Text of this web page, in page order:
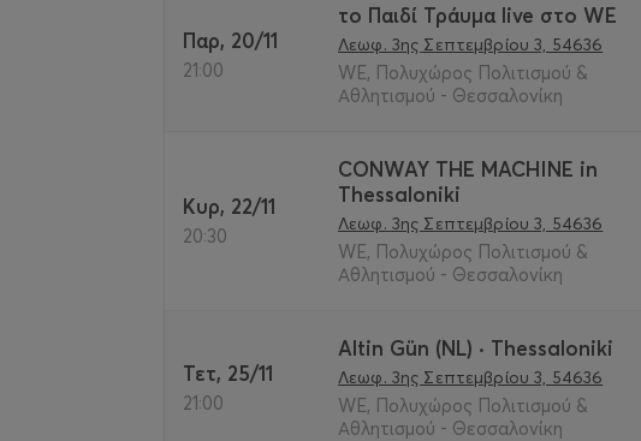
Παρ, 20/11
21:00
το Παιδί Τράυμα live στο WE
Λεωφ. 3ης Σεπτεμβρίου 3, 54636
WE, Πολυχώρος Πολιτισμού &
Αθλητισμού - Θεσσαλονίκη
Κυρ, 22/11
20:30
CONWAY THE MACHINE in
Thessaloniki
Λεωφ. 3ης Σεπτεμβρίου 3, 54636
WE, Πολυχώρος Πολιτισμού &
Αθλητισμού - Θεσσαλονίκη
Τετ, 25/11
21:00
Altin Gün (NL) · Thessaloniki
Λεωφ. 3ης Σεπτεμβρίου 3, 54636
WE, Πολυχώρος Πολιτισμού &
Αθλητισμού - Θεσσαλονίκη